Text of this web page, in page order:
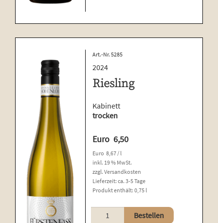
Art.-Nr. 5285
2024
Riesling
Kabinett
trocken
Euro 6,50
Euro 8,67 / l
inkl. 19 % MwSt.
zzgl.Versandkosten
Lieferzeit:ca. 3-5 Tage
Produkt enthält: 0,75 l
Riesling
Bestellen